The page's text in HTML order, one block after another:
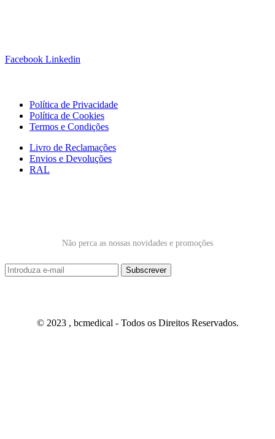
Facebook Linkedin
Política de Privacidade
Política de Cookies
Termos e Condições
Livro de Reclamações
Envios e Devoluções
RAL
Não perca as nossas novidades e promoções
© 2023 , bcmedical - Todos os Direitos Reservados.